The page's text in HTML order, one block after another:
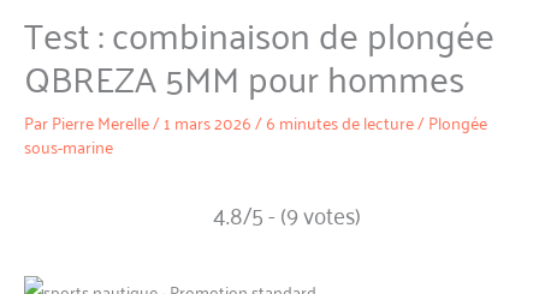
Test : combinaison de plongée
QBREZA 5MM pour hommes
ParPierre Merelle/1 mars 2026/6 minutes de lecture/Plongée
sous-marine
4.8/5 - (9 votes)